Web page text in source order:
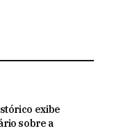
exibe
sobre a